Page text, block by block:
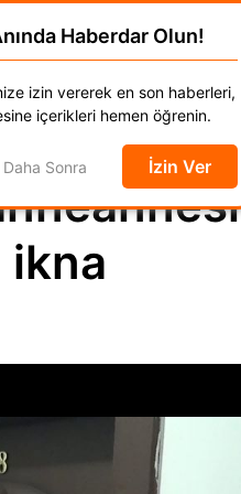
SPOR
Otomobil Yaşam
ikna
Haberdar Olun!
izin vererek en son haberleri,
içerikleri hemen öğrenin.
Daha Sonra İzin Ver